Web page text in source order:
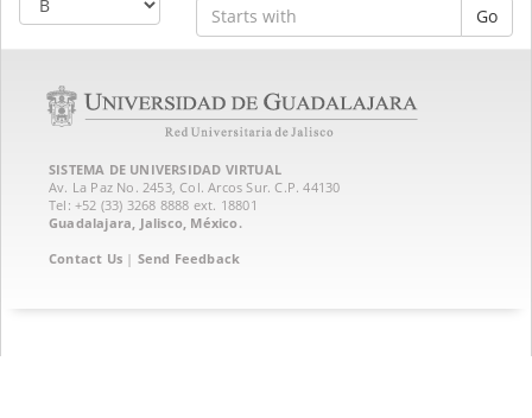
Go
SISTEMA DE UNIVERSIDAD VIRTUAL
Av. La Paz No. 2453, Col. Arcos Sur. C.P. 44130
Tel: +52 (33) 3268 8888‏ ext. 18801
Guadalajara, Jalisco, México.
Contact Us | Send Feedback